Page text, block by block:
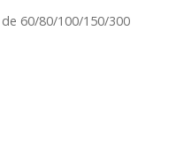
60/80/100/150/300